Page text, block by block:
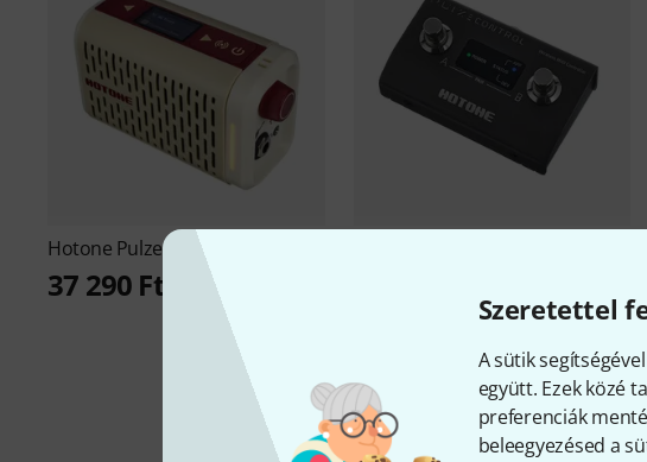
Szeretettel
A sütik
együtt. Ezek közé
preferenciák
beleegyezésed a
Hotone Pulze Mini B-Stock
37 290 Ft